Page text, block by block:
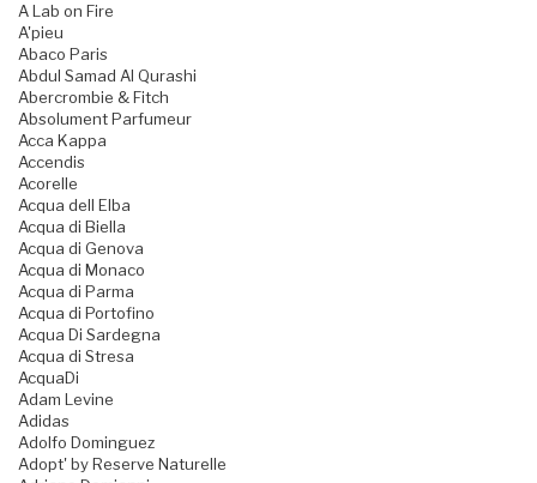
A Lab on Fire
A'pieu
Abaco Paris
Abdul Samad Al Qurashi
Abercrombie & Fitch
Absolument Parfumeur
Acca Kappa
Accendis
Acorelle
Acqua dell Elba
Acqua di Biella
Acqua di Genova
Acqua di Monaco
Acqua di Parma
Acqua di Portofino
Acqua Di Sardegna
Acqua di Stresa
AcquaDi
Adam Levine
Adidas
Adolfo Dominguez
Adopt' by Reserve Naturelle